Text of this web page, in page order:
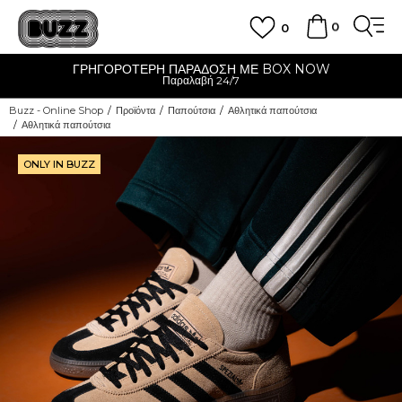
0
0
ΓΡΗΓΟΡΟΤΕΡΗ ΠΑΡΑΔΟΣΗ ΜΕ BOX NOW
Παραλαβή 24/7
Buzz - Online Shop Προϊόντα Παπούτσια
Αθλητικά παπούτσια
Αθλητικά παπούτσια
ONLY IN BUZZ